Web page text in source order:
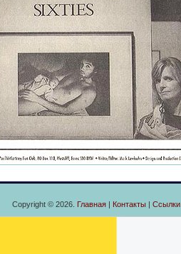
Copyright © 2026. Главная| Контакты| Ссылки.